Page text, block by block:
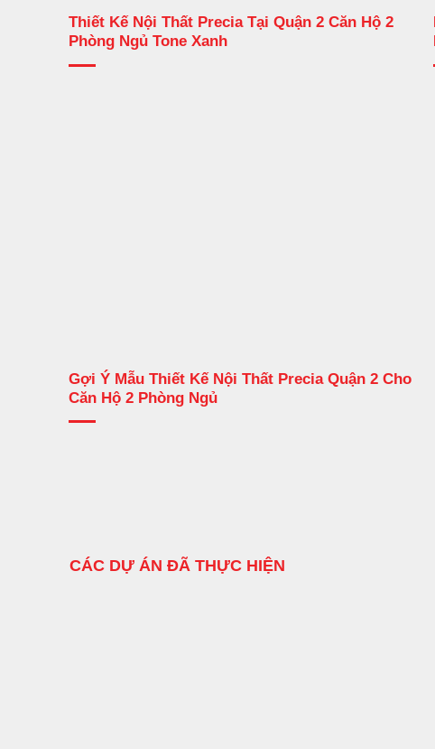
Thiết Kế Nội Thất Precia Tại Quận 2 Căn Hộ 2
Phòng Ngủ Tone Xanh
Gợi Ý Mẫu Thiết Kế Nội Thất Precia Quận 2 Cho
Căn Hộ 2 Phòng Ngủ
CÁC DỰ ÁN ĐÃ THỰC HIỆN